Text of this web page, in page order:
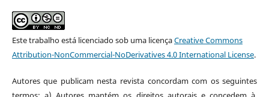
Este trabalho está licenciado sob uma licençaCreative Commons
Attribution-NonCommercial-NoDerivatives 4.0 International License.
Autores que publicam nesta revista concordam com os seguintes